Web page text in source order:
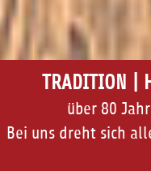
TRADITION |
über 80
Bei uns dreht sich